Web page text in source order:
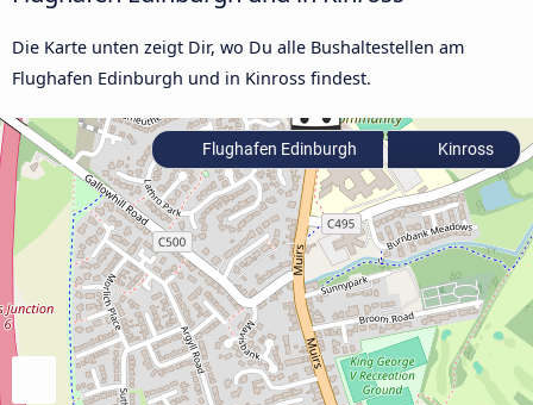
Die Karte unten zeigt Dir, wo Du alle Bushaltestellen am
Flughafen Edinburgh und in Kinross findest.
Flughafen Edinburgh Kinross